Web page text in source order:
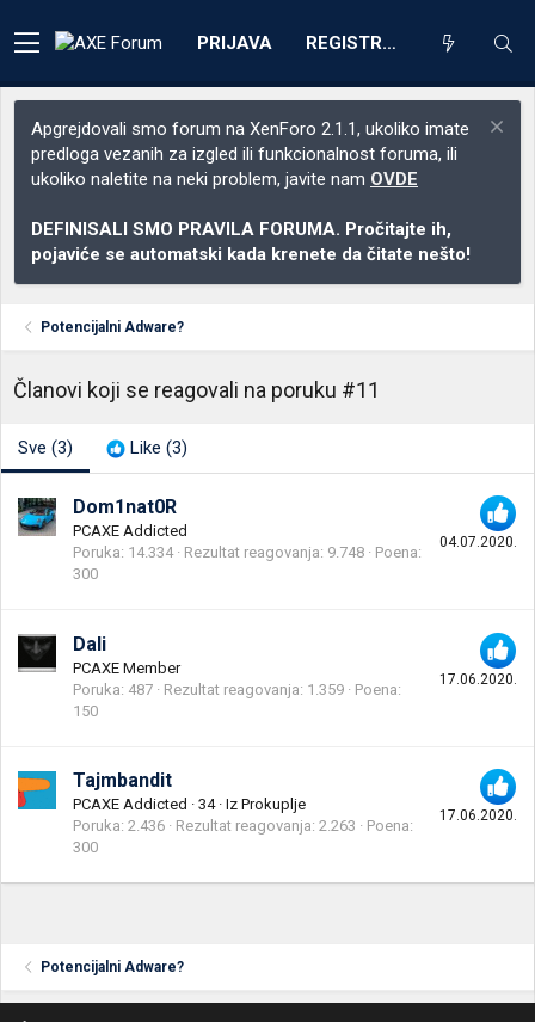
PRIJAVA REGISTRACIJA
Apgrejdovali smo forum na XenForo 2.1.1, ukoliko imate
predloga vezanih za izgled ili funkcionalnost foruma, ili
ukoliko naletite na neki problem, javite nam OVDE
DEFINISALI SMO PRAVILA FORUMA. Pročitajte ih,
pojaviće se automatski kada krenete da čitate nešto!
Potencijalni Adware?
Članovi koji se reagovali na poruku #11
Sve (3) Like (3)
04.07.2020.
Dom1nat0R
PCAXE Addicted
Poruka 14.334 Rezultat reagovanja 9.748
Poena
300
17.06.2020.
Dali
PCAXE Member
Poruka 487 Rezultat reagovanja 1.359
Poena
150
17.06.2020.
Tajmbandit
PCAXE Addicted · 34 · Iz Prokuplje
Poruka 2.436 Rezultat reagovanja 2.263
Poena
300
Potencijalni Adware?